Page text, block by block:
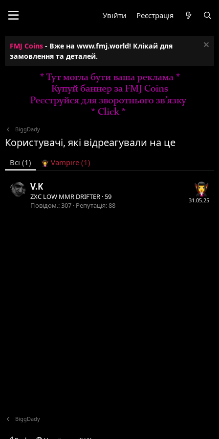
Увійти Реєстрація
FMJ Coins - Вже на www.fmj.world! Клікай для
замовлення та деталей.
BiggDady
Користувачі, які відреагували на це
Всі (1) Vampire (1)
31.05.25
V.K
ZXC LOW MMR DRIFTER ·59
Повідом. 307 Репутація 88
BiggDady